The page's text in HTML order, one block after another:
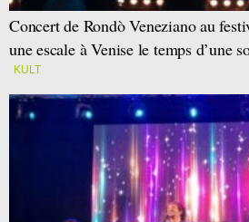
Concert de Rondò Veneziano au
une escale à Venise le temps d’une
KULT